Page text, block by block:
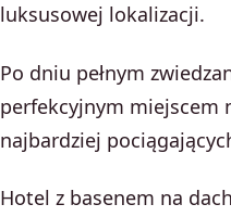
luksusowej lokalizacji.
Po dniu pełnym
perfekcyjnym miejscem
najbardziej
Hotel z basenem na